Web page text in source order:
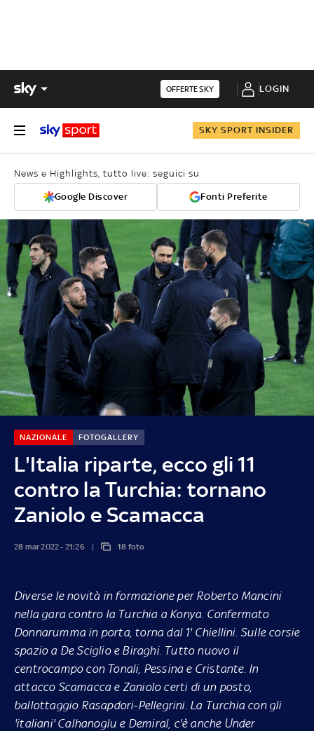
OFFERTE SKY LOGIN
SKY SPORT INSIDER
News e Highlights, tutto live: seguici su
Google Discover Fonti Preferite
L'Italia riparte, ecco gli 11
contro la Turchia: tornano
Zaniolo e Scamacca
NAZIONALE FOTOGALLERY
28 mar 2022 - 21:26 18 foto
Diverse le novità in formazione per Roberto Mancini
nella gara contro la Turchia a Konya. Confermato
Donnarumma in porta, torna dal 1' Chiellini. Sulle corsie
spazio a De Sciglio e Biraghi. Tutto nuovo il
centrocampo con Tonali, Pessina e Cristante. In
attacco Scamacca e Zaniolo certi di un posto,
ballottaggio Rasapdori-Pellegrini. La Turchia con gli
'italiani' Calhanoglu e Demiral, c'è anche Under